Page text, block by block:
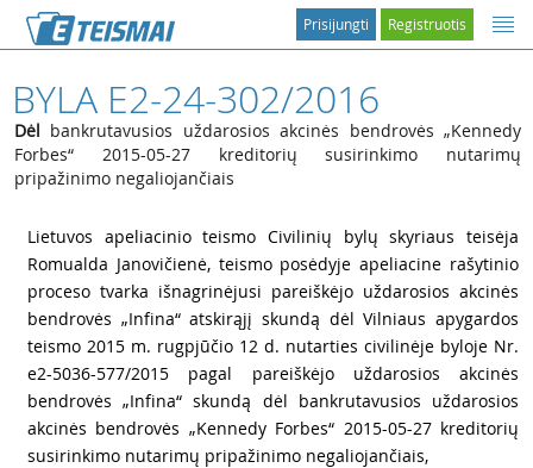
Registruotis
Prisijungti
BYLA E2-24-302/2016
Dėl bankrutavusios uždarosios akcinės bendrovės „Kennedy
Forbes“ 2015-05-27 kreditorių susirinkimo nutarimų
pripažinimo negaliojančiais
Lietuvos apeliacinio teismo Civilinių bylų skyriaus teisėja
Romualda Janovičienė, teismo posėdyje apeliacine rašytinio
proceso tvarka išnagrinėjusi pareiškėjo uždarosios akcinės
bendrovės „Infina“ atskirąjį skundą dėl Vilniaus apygardos
teismo 2015 m. rugpjūčio 12 d. nutarties civilinėje byloje Nr.
e2-5036-577/2015 pagal pareiškėjo uždarosios akcinės
bendrovės „Infina“ skundą dėl bankrutavusios uždarosios
akcinės bendrovės „Kennedy Forbes“ 2015-05-27 kreditorių
susirinkimo nutarimų pripažinimo negaliojančiais,